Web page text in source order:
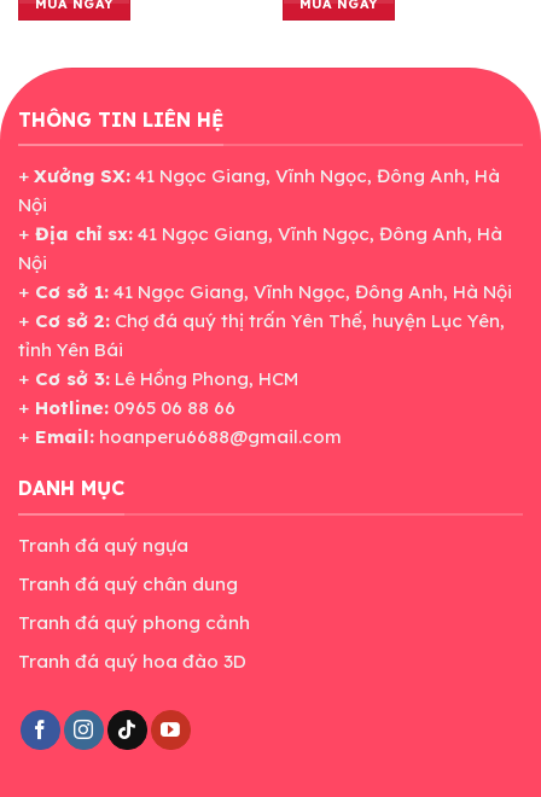
MUA NGAY MUA NGAY
THÔNG TIN LIÊN HỆ
+ Xưởng SX: 41 Ngọc Giang, Vĩnh Ngọc, Đông Anh, Hà
Nội
+ Địa chỉ sx: 41 Ngọc Giang, Vĩnh Ngọc, Đông Anh, Hà
Nội
+ Cơ sở 1: 41 Ngọc Giang, Vĩnh Ngọc, Đông Anh, Hà Nội
+ Cơ sở 2: Chợ đá quý thị trấn Yên Thế, huyện Lục Yên,
tỉnh Yên Bái
+ Cơ sở 3: Lê Hồng Phong, HCM
+ Hotline: 0965 06 88 66
+ Email: hoanperu6688@gmail.com
DANH MỤC
Tranh đá quý ngựa
Tranh đá quý chân dung
Tranh đá quý phong cảnh
Tranh đá quý hoa đào 3D